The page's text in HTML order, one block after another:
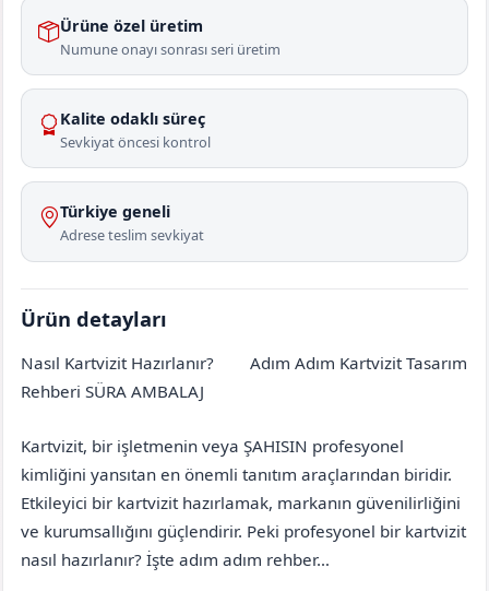
Ürüne özel üretim
Numune onayı sonrası seri üretim
Kalite odaklı süreç
Sevkiyat öncesi kontrol
Türkiye geneli
Adrese teslim sevkiyat
Ürün detayları
Nasıl Kartvizit Hazırlanır?
Adım Adım Kartvizit Tasarım
Rehberi SÜRA AMBALAJ
Kartvizit, bir işletmenin veya ŞAHISIN profesyonel
kimliğini yansıtan en önemli tanıtım araçlarından biridir.
Etkileyici bir kartvizit hazırlamak, markanın güvenilirliğini
ve kurumsallığını güçlendirir. Peki profesyonel bir kartvizit
nasıl hazırlanır? İşte adım adım rehber…